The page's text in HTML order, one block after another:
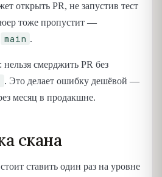
открыть PR, не запустив тест
тоже пропустит —
main .
нельзя смерджить PR без
. Это делает ошибку дешёвой —
месяц в продакшне.
скана
стоит ставить один раз на уровне